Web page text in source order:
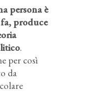
persona è
fa, produce
.
per così
da